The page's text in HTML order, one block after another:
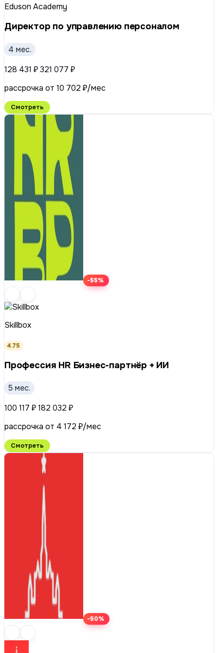
Eduson Academy
Директор по управлению персоналом
4 мес.
128 431 ₽321 077 ₽
рассрочка от 10 702 ₽/мес
Смотреть
-55%
Skillbox
4.75
Профессия HR Бизнес-партнёр + ИИ
5 мес.
100 117 ₽182 032 ₽
рассрочка от 4 172 ₽/мес
Смотреть
-50%